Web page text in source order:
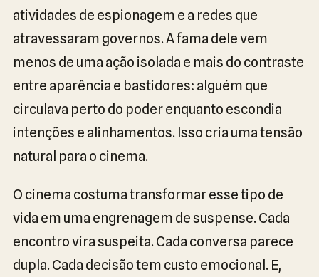
atividades de espionagem e a redes que
atravessaram governos. A fama dele vem
menos de uma ação isolada e mais do contraste
entre aparência e bastidores: alguém que
circulava perto do poder enquanto escondia
intenções e alinhamentos. Isso cria uma tensão
natural para o cinema.
O cinema costuma transformar esse tipo de
vida em uma engrenagem de suspense. Cada
encontro vira suspeita. Cada conversa parece
dupla. Cada decisão tem custo emocional. E,